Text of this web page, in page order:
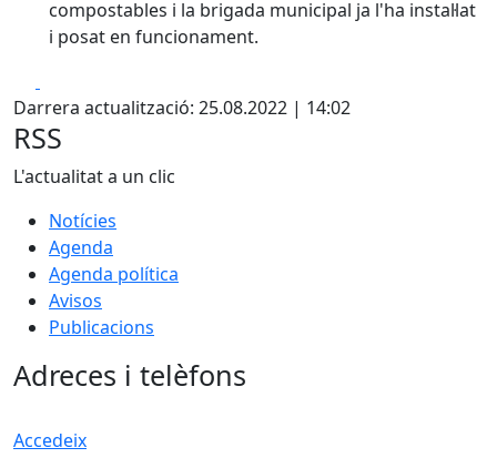
compostables i la brigada municipal ja l'ha instal·lat
i posat en funcionament.
Darrera actualització: 25.08.2022 | 14:02
RSS
L'actualitat a un clic
Notícies
Agenda
Agenda política
Avisos
Publicacions
Adreces i telèfons
Accedeix